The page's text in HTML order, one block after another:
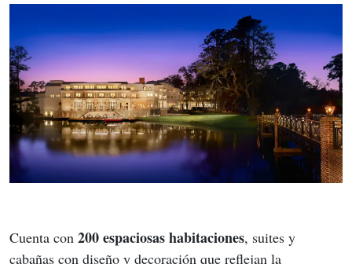
Cuenta con 200 espaciosas habitaciones, suites y
cabañas con diseño y decoración que reflejan la